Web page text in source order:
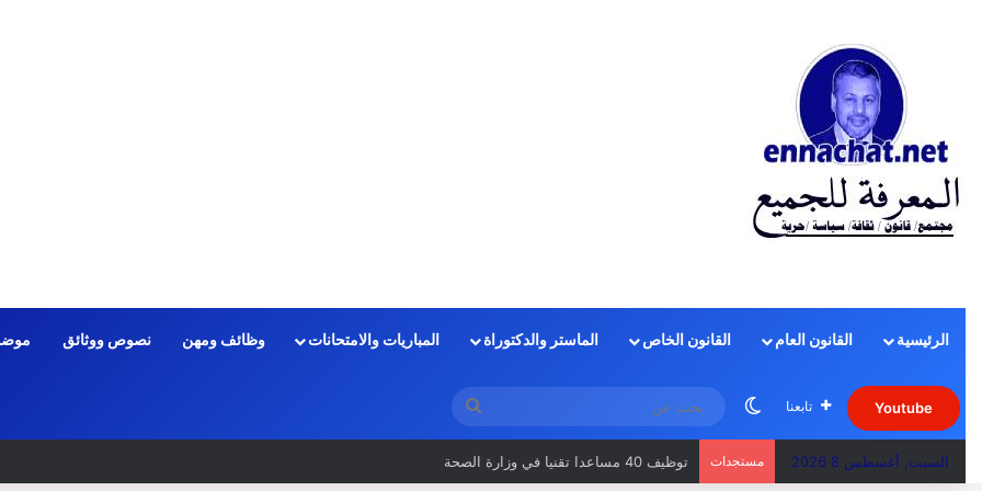
الرئيسية القانون العام القانون الخاص الماستر والدكتوراة المباريات والامتحانات وظائف ومهن نصوص ووثائق
Youtube تابعنا الوضع المظلم
بحث
عن
السبت, أغسطس 8 2026 مستجدات منهجية الجواب عن سؤال الامتحان الكتابي في المباريات